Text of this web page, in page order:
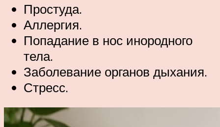
Простуда.
Аллергия.
Попадание в нос инородного
тела.
Заболевание органов дыхания.
Стресс.